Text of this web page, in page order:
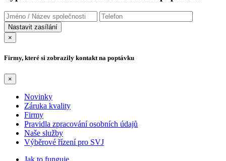
×
Firmy, které si zobrazily kontakt na poptávku
×
Novinky
Záruka kvality
Firmy
Pravidla zpracování osobních údajů
Naše služby
Výběrové řízení pro SVJ
Jak to funguje